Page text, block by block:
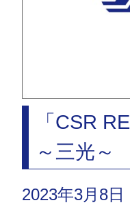
「CSR
～三光～
2023年3月8日